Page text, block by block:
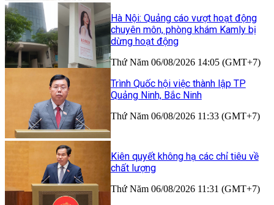
Hà Nội: Quảng cáo vượt hoạt động
chuyên môn, phòng khám Kamly bị
dừng hoạt động
Thứ Năm 06/08/2026 14:05 (GMT+7)
Trình Quốc hội việc thành lập TP
Quảng Ninh, Bắc Ninh
Thứ Năm 06/08/2026 11:33 (GMT+7)
Kiên quyết không hạ các chỉ tiêu về
chất lượng
Thứ Năm 06/08/2026 11:31 (GMT+7)